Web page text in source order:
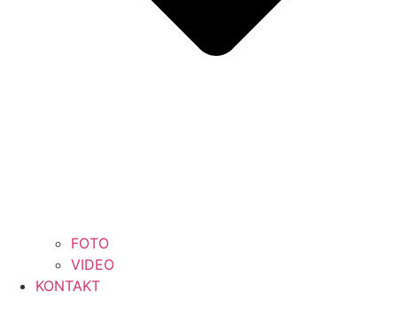
FOTO
VIDEO
KONTAKT